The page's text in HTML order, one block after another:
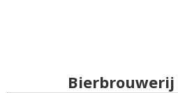
Bierbrouwerij